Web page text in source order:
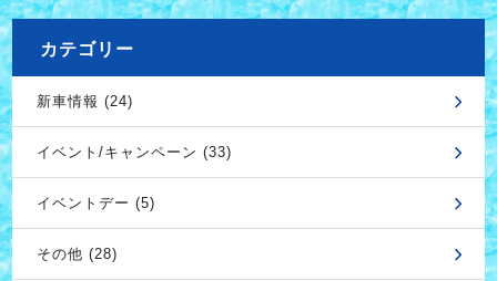
カテゴリー
新車情報 (24)
イベント/キャンペーン (33)
イベントデー (5)
その他 (28)